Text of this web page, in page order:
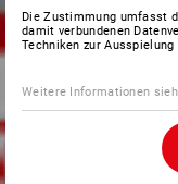
Die Zustimmung umfasst
damit verbundenen
Techniken zur
Weitere Informationen